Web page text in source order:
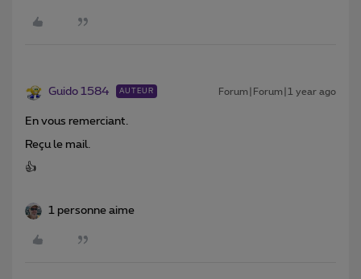
Guido 1584 AUTEUR Forum|Forum|1 year ago
En vous remerciant.
Reçu le mail.
👍
1 personne aime